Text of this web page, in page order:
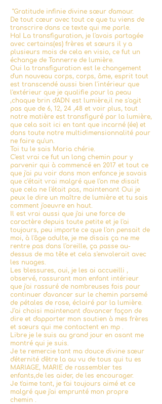
"Gratitude infinie divine sœur d'amour.
De tout cœur avec tout ce que tu viens de
transcrire dans ce texte qui me parle.
Ha! La transfiguration, je l'avais partagée
avec certains(es) frères et sœurs il y a
plusieurs mois de cela en visio, ce fut un
échange de Tonnerre de lumière.
Oui la transfiguration est le changement
d'un nouveau corps, corps, âme, esprit tout
est transcendé aussi bien l'intérieur que
l'extérieur que je qualifie pour la peau
,chaque brin d'ADN est lumière,il ne s'agit
pas que de 6, 12, 24 ,48 et voir plus, tout
notre matière est transfiguré par la lumière,
que cela soit ici en tant que incarné (ée) et
dans toute notre multidimensionnalité pour
ne faire qu'un.
Toi tu le sais Maria chérie.
C'est vrai ce fut un long chemin pour y
parvenir qui à commencé en 2017 et tout ce
que j'ai pu voir dans mon enfance je savais
que c'était vrai malgré que l'on me disait
que cela ne l'était pas, maintenant Oui je
peux le dire un maître de lumière et tu sais
comment j'oeuvre en haut.
Il est vrai aussi que j'ai une force de
caractère depuis toute petite et je l'ai
toujours, peu importe ce que l'on pensait de
moi, à l'âge adulte, je me disais ça ne me
rentre pas dans l'oreille, ça passe au-
dessus de ma tête et cela s'envolerait avec
les nuages.
Les blessures, oui, je les ai accueilli ,
observé, rassurant mon enfant intérieur
que j'ai rassuré de nombreuses fois pour
continuer d'avancer sur le chemin parsemé
de pétales de rose, éclairé par la lumière.
J'ai choisi maintenant d'avancer façon de
dire et d'apporter mon soutien à mes frères
et sœurs qui me contactent en mp .
Libre je le suis au grand jour en osant me
montré qui je suis.
Je te remercie tant ma douce divine sœur
d'éternité d'être la au vu de tous qui tu es
MARIAGE, MARIE de rassembler tes
enfants,de les aider, de les encourager.
Je t'aime tant, je t'ai toujours aimé et ce
malgré que j'ai emprunté mon propre
chemin .